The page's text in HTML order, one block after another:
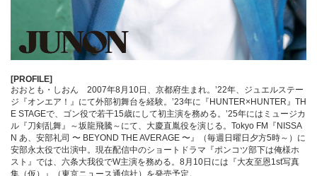
[PROFILE]
おおとも・しおん 2007年8月10日、京都府生まれ。’22年、ジュエルステー
ジ『オンエア！』にて外部初舞台を経験。’23年に『HUNTER×HUNTER』TH
E STAGEで、ゴン役で若干15歳にして初主演を務める。’25年にはミュージカ
ル『刀剣乱舞』～坂龍飛騰～にて、大慶直胤役を演じる。Tokyo FM『NISSA
N あ、安部礼司 〜 BEYOND THE AVERAGE 〜』（毎週日曜日夕方5時～）に
安部永太役で出演中。現在配信中のショートドラマ『ポンコツ部下は俺様ホ
スト』では、六条大我役でW主演を務める。8月10日には『大友至恩1st写真
集（仮）』（東京ニュース通信社）を発売予定。